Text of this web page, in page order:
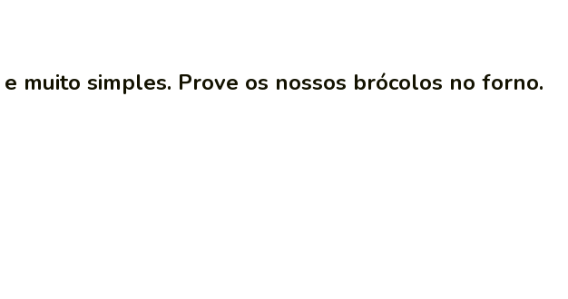
muito simples. Prove os nossos brócolos no forno.